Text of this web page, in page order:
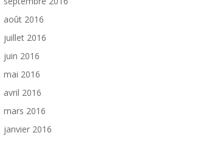
août 2016
juillet 2016
juin 2016
mai 2016
avril 2016
mars 2016
janvier 2016